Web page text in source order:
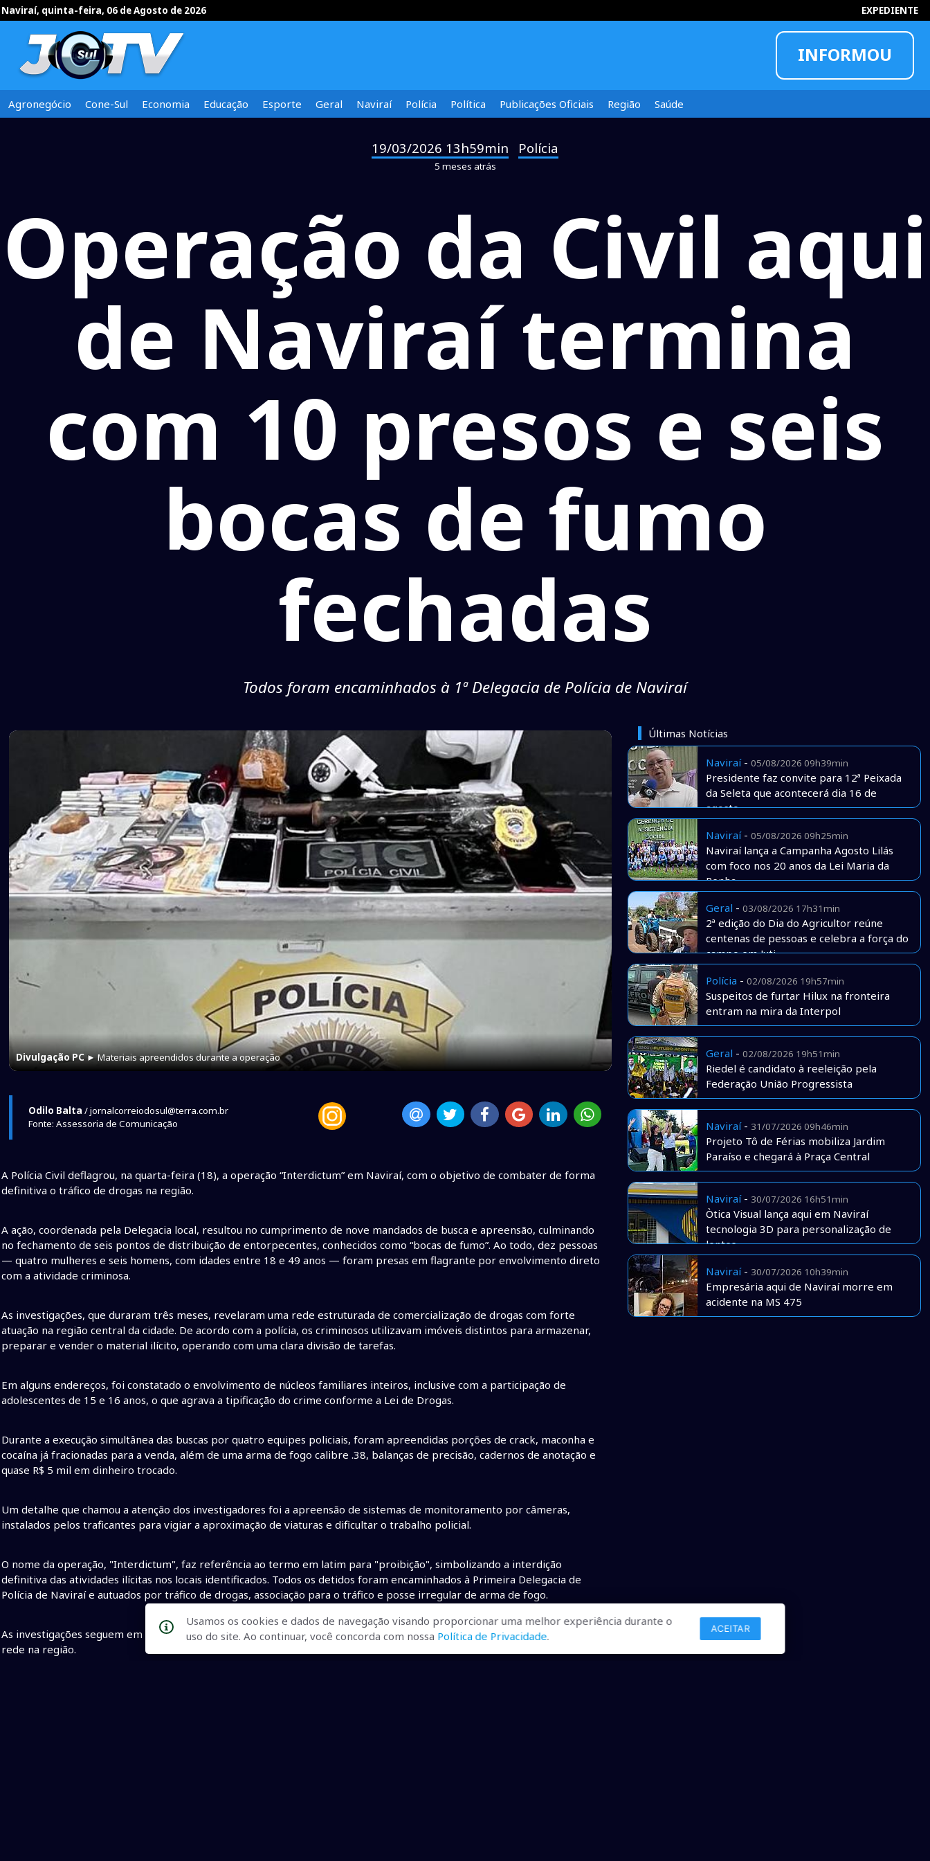
Naviraí, quinta-feira, 06 de Agosto de 2026 EXPEDIENTE
INFORMOU
Agronegócio Cone-Sul Economia Educação Esporte Geral Naviraí Polícia Política Publicações Oficiais Região Saúde
19/03/2026 13h59min Polícia
5 meses atrás
Operação da Civil aqui
de Naviraí termina
com 10 presos e seis
bocas de fumo
fechadas
Todos foram encaminhados à 1ª Delegacia de Polícia de Naviraí
Divulgação PC► Materiais apreendidos durante a operação
Odilo Balta / jornalcorreiodosul@terra.com.br
Fonte: Assessoria de Comunicação
A Polícia Civil deflagrou, na quarta-feira (18), a operação “Interdictum” em Naviraí, com o objetivo de combater de forma
definitiva o tráfico de drogas na região.
A ação, coordenada pela Delegacia local, resultou no cumprimento de nove mandados de busca e apreensão, culminando
no fechamento de seis pontos de distribuição de entorpecentes, conhecidos como “bocas de fumo”. Ao todo, dez pessoas
— quatro mulheres e seis homens, com idades entre 18 e 49 anos — foram presas em flagrante por envolvimento direto
com a atividade criminosa.
As investigações, que duraram três meses, revelaram uma rede estruturada de comercialização de drogas com forte
atuação na região central da cidade. De acordo com a polícia, os criminosos utilizavam imóveis distintos para armazenar,
preparar e vender o material ilícito, operando com uma clara divisão de tarefas.
Em alguns endereços, foi constatado o envolvimento de núcleos familiares inteiros, inclusive com a participação de
adolescentes de 15 e 16 anos, o que agrava a tipificação do crime conforme a Lei de Drogas.
Durante a execução simultânea das buscas por quatro equipes policiais, foram apreendidas porções de crack, maconha e
cocaína já fracionadas para a venda, além de uma arma de fogo calibre .38, balanças de precisão, cadernos de anotação e
quase R$ 5 mil em dinheiro trocado.
Um detalhe que chamou a atenção dos investigadores foi a apreensão de sistemas de monitoramento por câmeras,
instalados pelos traficantes para vigiar a aproximação de viaturas e dificultar o trabalho policial.
O nome da operação, "Interdictum", faz referência ao termo em latim para "proibição", simbolizando a interdição
definitiva das atividades ilícitas nos locais identificados. Todos os detidos foram encaminhados à Primeira Delegacia de
Polícia de Naviraí e autuados por tráfico de drogas, associação para o tráfico e posse irregular de arma de fogo.
As investigações seguem em curso para identificar outros possíveis integrantes do grupo e desarticular completamente a
rede na região.
Últimas Notícias
Naviraí- 05/08/2026 09h39min
Presidente faz convite para 12ª Peixada
da Seleta que acontecerá dia 16 de
agosto
Naviraí- 05/08/2026 09h25min
Naviraí lança a Campanha Agosto Lilás
com foco nos 20 anos da Lei Maria da
Penha
Geral - 03/08/2026 17h31min
2ª edição do Dia do Agricultor reúne
centenas de pessoas e celebra a força do
campo em Juti
Polícia - 02/08/2026 19h57min
Suspeitos de furtar Hilux na fronteira
entram na mira da Interpol
Geral - 02/08/2026 19h51min
Riedel é candidato à reeleição pela
Federação União Progressista
Naviraí- 31/07/2026 09h46min
Projeto Tô de Férias mobiliza Jardim
Paraíso e chegará à Praça Central
Naviraí- 30/07/2026 16h51min
Òtica Visual lança aqui em Naviraí
tecnologia 3D para personalização de
lentes
Naviraí- 30/07/2026 10h39min
Empresária aqui de Naviraí morre em
acidente na MS 475
Usamos os cookies e dados de navegação visando proporcionar uma melhor experiência durante o
uso do site. Ao continuar, você concorda com nossa Política de Privacidade.
ACEITAR